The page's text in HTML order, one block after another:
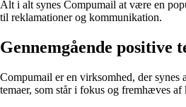
Alt i alt synes Compumail at være en
til reklamationer og kommunikation.
Gennemgående positive
Compumail er en virksomhed, der synes
temaer, som står i fokus og fremhæves af